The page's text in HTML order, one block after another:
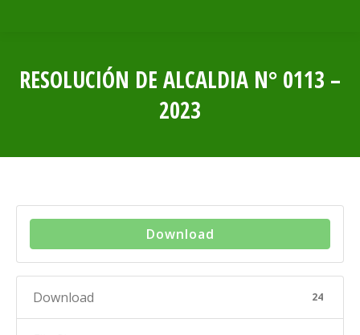
RESOLUCIÓN DE ALCALDIA N° 0113 –
2023
Download
Download 24